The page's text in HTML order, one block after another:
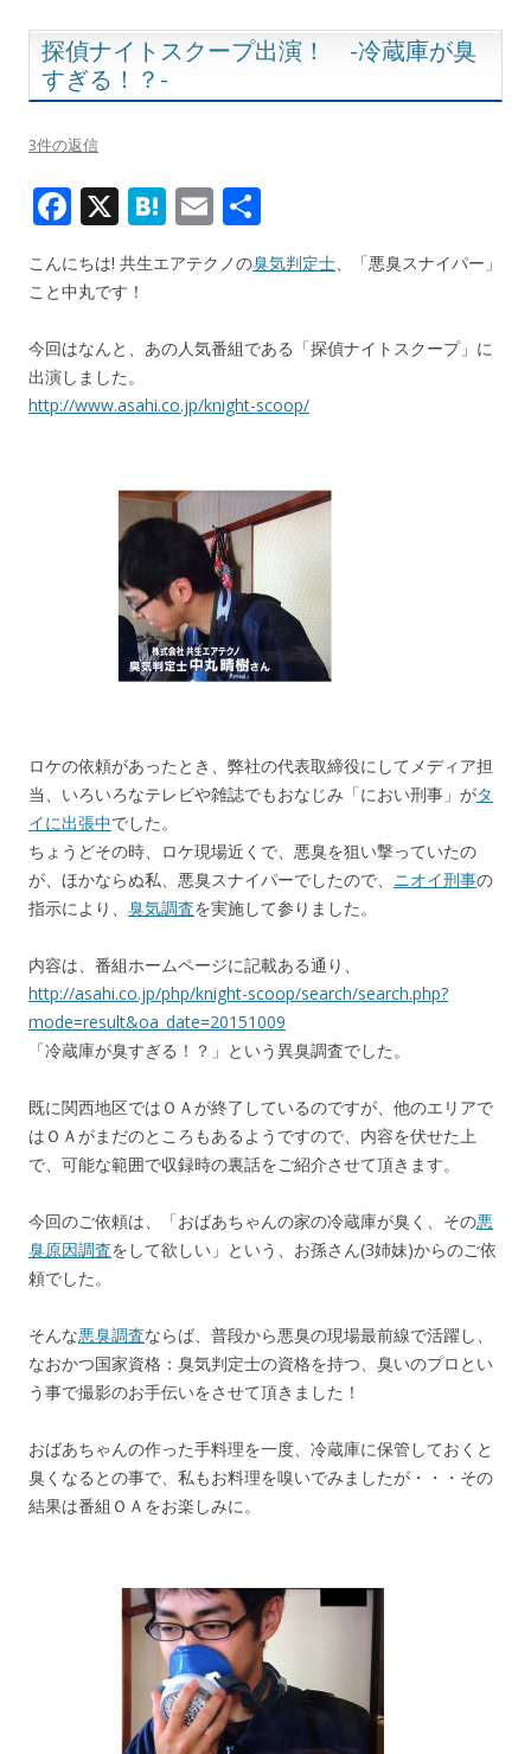
o
k
探偵ナイトスクープ出演！ -冷蔵庫が臭
すぎる！？-
3件の返信
F
ac
e
o
o
X H
at
e
a
E
m
ai
有
こんにちは! 共生エアテクノの臭気判定士、「悪臭スナイパー」
こと中丸です！
今回はなんと、あの人気番組である「探偵ナイトスクープ」に
出演しました。
http://www.asahi.co.jp/knight-scoop/
ロケの依頼があったとき、弊社の代表取締役にしてメディア担
当、いろいろなテレビや雑誌でもおなじみ「におい刑事」がタ
イに出張中でした。
ちょうどその時、ロケ現場近くで、悪臭を狙い撃っていたの
が、ほかならぬ私、悪臭スナイパーでしたので、 ニオイ刑事の
指示により、 臭気調査を実施して参りました。
内容は、番組ホームページに記載ある通り、
http://asahi.co.jp/php/knight-scoop/search/search.php?
mode=result&oa_date=20151009
「冷蔵庫が臭すぎる！？」という異臭調査でした。
既に関西地区ではＯＡが終了しているのですが、他のエリアで
はＯＡがまだのところもあるようですので、内容を伏せた上
で、可能な範囲で収録時の裏話をご紹介させて頂きます。
今回のご依頼は、「おばあちゃんの家の冷蔵庫が臭く、その悪
臭原因調査をして欲しい」という、お孫さん(3姉妹)からのご依
頼でした。
そんな悪臭調査ならば、普段から悪臭の現場最前線で活躍し、
なおかつ国家資格：臭気判定士の資格を持つ、臭いのプロとい
う事で撮影のお手伝いをさせて頂きました！
おばあちゃんの作った手料理を一度、冷蔵庫に保管しておくと
臭くなるとの事で、私もお料理を嗅いでみましたが・・・その
結果は番組ＯＡをお楽しみに。